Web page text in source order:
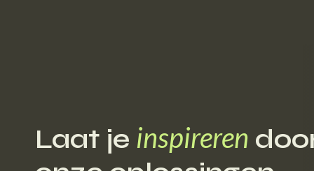
Laat je inspireren